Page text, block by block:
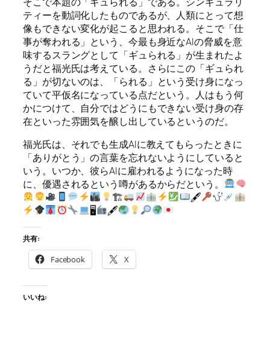
ティーを動詞化したものであるが、人類にとって想
像もできない変化が起こると思われる。そこで「仕
事が奪われる」という、今最も身近なAIの脅威を意
味するスラングとして「ギュられる」が生まれたよ
うだと福光氏は考えている。さらにこの「ギュられ
る」が切ないのは、「られる」という受け身になっ
ていて平仮名になっている点だという。人はもう何
かにつけて、自分ではどうにもできない受け身の存
在といった雰囲気を醸し出しているというのだ。
福光氏は、それでも生成AIに教えてもらったときに
「ありがとう」の言葉を忘れないようにしていると
いう。いつか、彼らAIに雇われるようになった時
に、優遇されるという噂があるからだという。
🏗
🖋
🖥
🖋
共有:
Facebook X
いいね: